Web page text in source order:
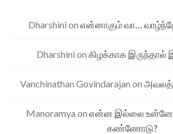
Dharshini on என்னாகும் வா…
Dharshini on கிழக்காக இருந்தால்
Vanchinathan Govindarajan on
Manoramya on என்ன இல்லை
கண்ணோடு?